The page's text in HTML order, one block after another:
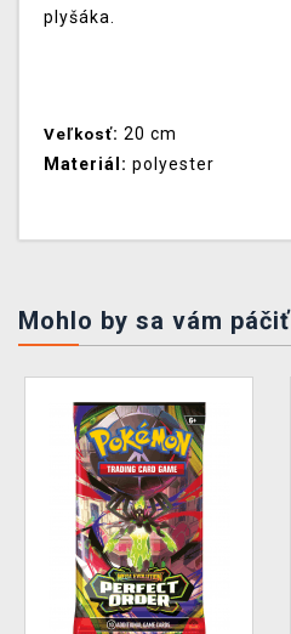
plyšáka.
Veľkosť: 20 cm
Materiál: polyester
Mohlo by sa vám páčiť